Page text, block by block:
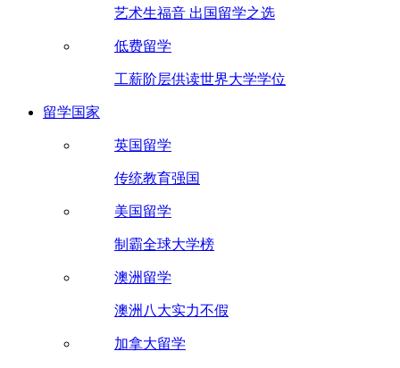
艺术生福音 出国留学之选
低费留学
工薪阶层供读世界大学学位
留学国家
英国留学
传统教育强国
美国留学
制霸全球大学榜
澳洲留学
澳洲八大实力不假
加拿大留学